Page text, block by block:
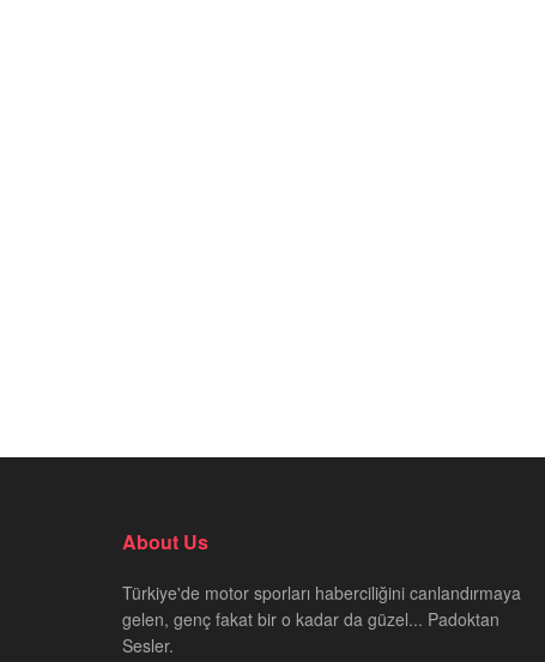
About Us
Türkiye'de motor sporları haberciliğini canlandırmaya
gelen, genç fakat bir o kadar da güzel... Padoktan
Sesler.